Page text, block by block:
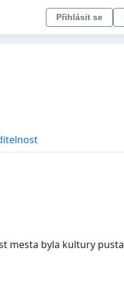
Přihlásit se
mesta byla kultury